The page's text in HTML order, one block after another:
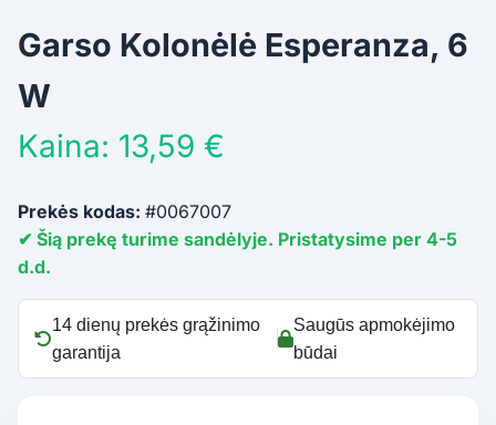
Garso Kolonėlė Esperanza, 6
W
Kaina: 13,59 €
Prekės kodas: #0067007
✔ Šią prekę turime sandėlyje. Pristatysime per 4-5
d.d.
14 dienų prekės grąžinimo
garantija
Saugūs apmokėjimo
būdai